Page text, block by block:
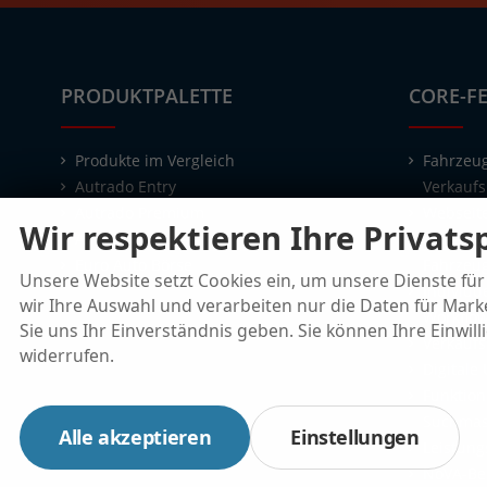
PRODUKTPALETTE
Produkte im Vergleich
Autrado Entry
Autrado Assist-APP
Euro Auto Börse
CORE-
Mit
NoVA-
Wir respektieren Ihre
Unsere Website setzt Cookies ein, um unsere Dienste
wir Ihre Auswahl und verarbeiten nur die Daten für
Sie uns Ihr Einverständnis geben. Sie können Ihre
widerrufen.
Alle akzeptieren Einstellungen